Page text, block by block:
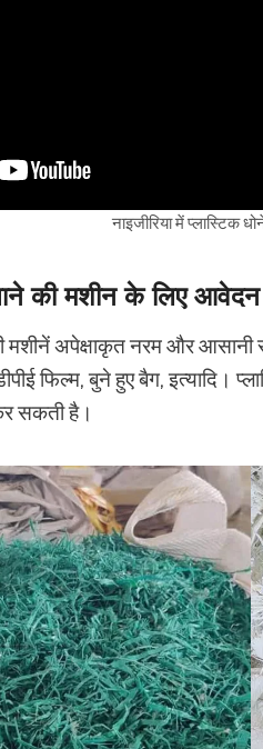
नाइजीरिया में प्लास्टिक
की मशीन के लिए आवेदन
मशीनें अपेक्षाकृत नरम और
फिल्म, बुने हुए बैग, इत्यादि।
सकती है।